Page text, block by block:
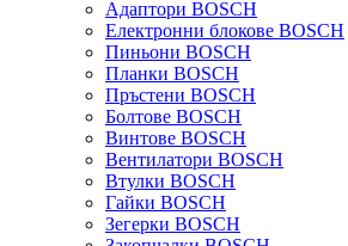
Адаптори BOSCH
Електронни блокове BOSCH
Пиньони BOSCH
Планки BOSCH
Пръстени BOSCH
Болтове BOSCH
Винтове BOSCH
Вентилатори BOSCH
Втулки BOSCH
Гайки BOSCH
Зегерки BOSCH